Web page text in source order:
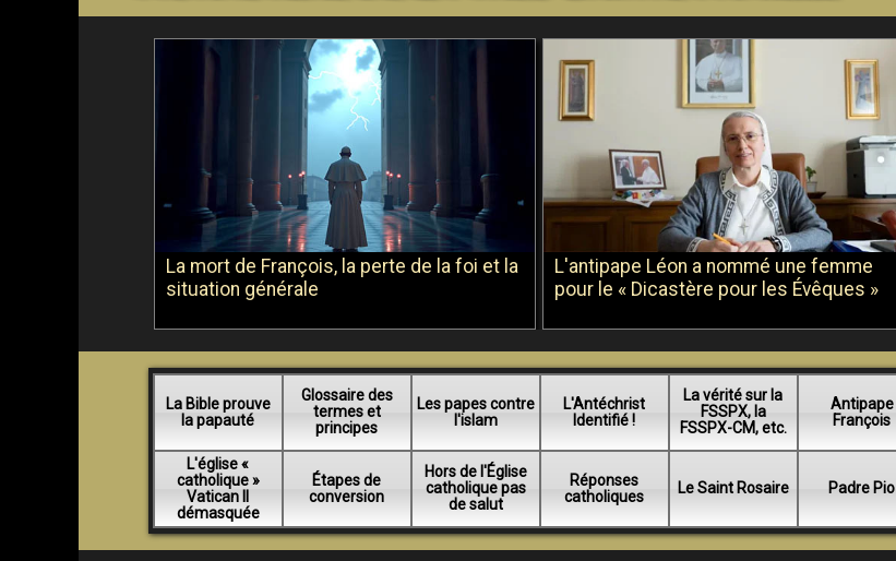
La mort de François, la perte de la foi et la
situation générale
L'antipape Léon a nommé une femme
pour le « Dicastère pour les Évêques »
La Bible prouve
la papauté
Glossaire des
termes et
principes
Les papes contre
l'islam
L'Antéchrist
Identifié !
La vérité sur la
FSSPX, la
FSSPX-CM, etc.
Antipape
François
L'église «
catholique »
Vatican II
démasquée
Étapes de
conversion
Hors de l'Église
catholique pas
de salut
Réponses
catholiques
Le Saint Rosaire Padre Pio